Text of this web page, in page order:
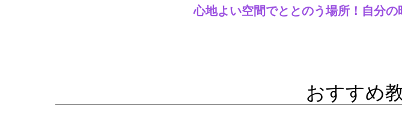
心地よい空間でととのう場所！自分
おすすめ